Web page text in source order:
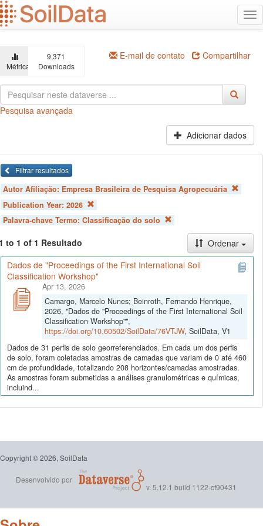
Ir
para
o
principal
Métricas
9,371
Downloads
E-mail de contato Compartilhar
Pesquisa avançada
Adicionar dados
Filtrar resultados
Autor Afiliação: Empresa Brasileira de Pesquisa Agropecuária
Publication Year: 2026
Palavra-chave Termo: Classificação do solo
to 1 of 1 Resultado
Ordenar
Dados de "Proceedings of the First International Soil
Classification Workshop"
Apr 13, 2026
Camargo, Marcelo Nunes; Beinroth, Fernando Henrique,
2026, "Dados de "Proceedings of the First International Soil
Classification Workshop"",
https://doi.org/10.60502/SoilData/76VTJW, SoilData, V1
Dados de 31 perfis de solo georreferenciados. Em cada um dos perfis
de solo, foram coletadas amostras de camadas que variam de 0 até 460
cm de profundidade, totalizando 208 horizontes/camadas amostradas.
As amostras foram submetidas a análises granulométricas e químicas,
incluind...
Copyright © 2026, SoilData
Desenvolvido por
v. 5.12.1 build 1122-cf90431